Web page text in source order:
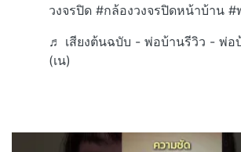
วงจรปิด #กล้องวงจรปิดหน้าบ้าน #
♬ เสียงต้นฉบับ - พ่อบ้านรีวิว - พ่อ
(เน)